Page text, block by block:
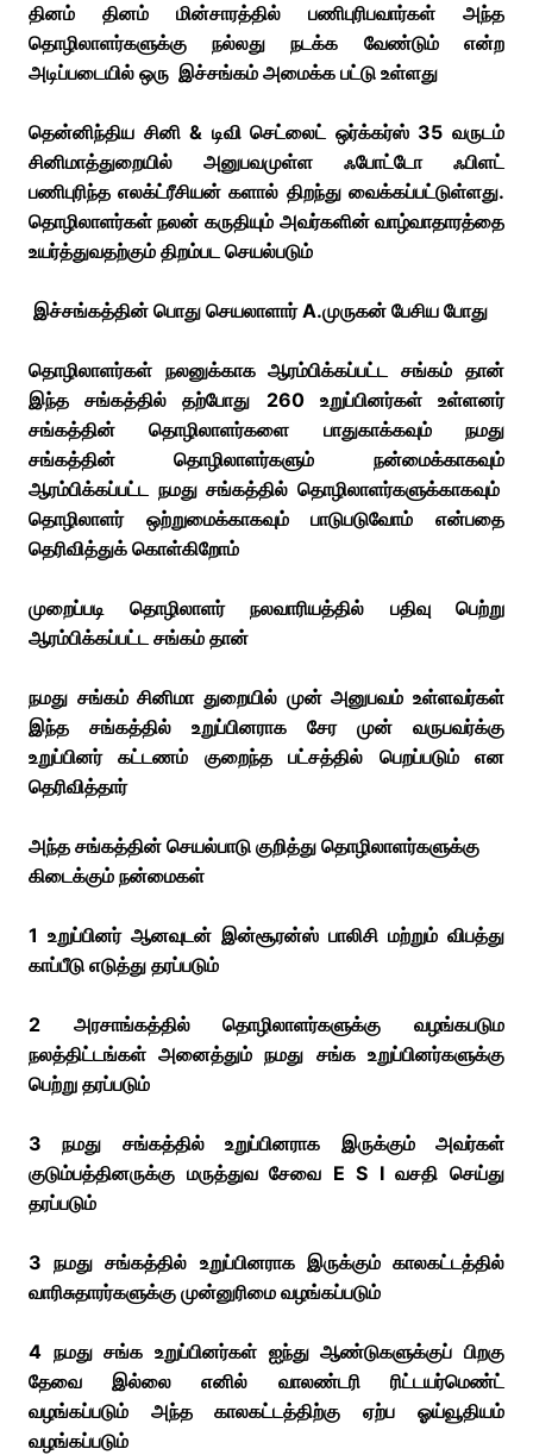
தினம் தினம் மின்சாரத்தில் பணிபுரிபவார்கள் அந்த
தொழிலாளர்களுக்கு நல்லது நடக்க வேண்டும் என்ற
அடிப்படையில் ஒரு இச்சங்கம் அமைக்க பட்டு உள்ளது
தென்னிந்திய சினி & டிவி செட்லைட் ஒர்க்கர்ஸ் 35 வருடம்
சினிமாத்துறையில் அனுபவமுள்ள ஃபோட்டோ ஃபிளட்
பணிபுரிந்த எலக்ட்ரீசியன் களால் திறந்து வைக்கப்பட்டுள்ளது.
தொழிலாளர்கள் நலன் கருதியும் அவர்களின் வாழ்வாதாரத்தை
உயர்த்துவதற்கும் திறம்பட செயல்படும்
இச்சங்கத்தின் பொது செயலாளார் A.முருகன் பேசிய போது
தொழிலாளர்கள் நலனுக்காக ஆரம்பிக்கப்பட்ட சங்கம் தான்
இந்த சங்கத்தில் தற்போது 260 உறுப்பினர்கள் உள்ளனர்
சங்கத்தின் தொழிலாளர்களை பாதுகாக்கவும் நமது
சங்கத்தின் தொழிலாளர்களும் நன்மைக்காகவும்
ஆரம்பிக்கப்பட்ட நமது சங்கத்தில் தொழிலாளர்களுக்காகவும்
தொழிலாளர் ஒற்றுமைக்காகவும் பாடுபடுவோம் என்பதை
தெரிவித்துக் கொள்கிறோம்
முறைப்படி தொழிலாளர் நலவாரியத்தில் பதிவு பெற்று
ஆரம்பிக்கப்பட்ட சங்கம் தான்
நமது சங்கம் சினிமாதுறையில் முன் அனுபவம் உள்ளவர்கள்
இந்த சங்கத்தில் உறுப்பினராக சேர முன் வருபவர்க்கு
உறுப்பினர் கட்டணம் குறைந்த பட்சத்தில் பெறப்படும் என
தெரிவித்தார்
அந்த சங்கத்தின் செயல்பாடு குறித்து தொழிலாளர்களுக்கு
கிடைக்கும் நன்மைகள்
1 உறுப்பினர் ஆனவுடன் இன்சூரன்ஸ் பாலிசி மற்றும் விபத்து
காப்பீடு எடுத்து தரப்படும்
2 அரசாங்கத்தில் தொழிலாளர்களுக்கு வழங்கபடும
நலத்திட்டங்கள் அனைத்தும் நமது சங்க உறுப்பினர்களுக்கு
பெற்று தரப்படும்
3 நமது சங்கத்தில் உறுப்பினராக இருக்கும் அவர்கள்
குடும்பத்தினருக்கு மருத்துவ சேவை E S I வசதி செய்து
தரப்படும்
3 நமது சங்கத்தில் உறுப்பினராக இருக்கும் காலகட்டத்தில்
வாரிசுதாரர்களுக்கு முன்னுரிமை வழங்கப்படும்
4 நமது சங்க உறுப்பினர்கள் ஐந்து ஆண்டுகளுக்குப் பிறகு
தேவை இல்லை எனில் வாலண்டரி ரிட்டயர்மெண்ட்
வழங்கப்படும் அந்த காலகட்டத்திற்கு ஏற்ப ஓய்வூதியம்
வழங்கப்படும்